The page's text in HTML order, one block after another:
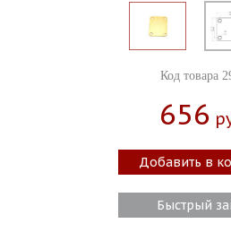
Код товара
656
Добавить в
Быстрый